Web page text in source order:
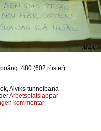
480 (602 röster)
Alviks tunnelbana
Arbetsplatslappar
kommentar